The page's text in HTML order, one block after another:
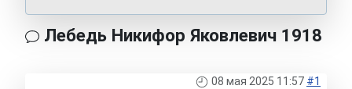
Лебедь Никифор Яковлевич 1918
08 мая 2025 11:57 #1